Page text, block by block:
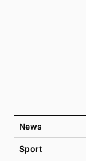
News
Sport